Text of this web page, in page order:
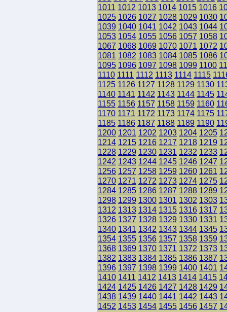
1011 1012 1013 1014 1015 1016
1025 1026 1027 1028 1029 1030
1039 1040 1041 1042 1043 1044
1053 1054 1055 1056 1057 1058
1067 1068 1069 1070 1071 1072
1081 1082 1083 1084 1085 1086
1095 1096 1097 1098 1099 1100
1110 1111 1112 1113 1114 1115
1125 1126 1127 1128 1129 1130
1140 1141 1142 1143 1144 1145
1155 1156 1157 1158 1159 1160
1170 1171 1172 1173 1174 1175
1185 1186 1187 1188 1189 1190
1200 1201 1202 1203 1204 1205
1214 1215 1216 1217 1218 1219
1228 1229 1230 1231 1232 1233
1242 1243 1244 1245 1246 1247
1256 1257 1258 1259 1260 1261
1270 1271 1272 1273 1274 1275
1284 1285 1286 1287 1288 1289
1298 1299 1300 1301 1302 1303
1312 1313 1314 1315 1316 1317
1326 1327 1328 1329 1330 1331
1340 1341 1342 1343 1344 1345
1354 1355 1356 1357 1358 1359
1368 1369 1370 1371 1372 1373
1382 1383 1384 1385 1386 1387
1396 1397 1398 1399 1400 1401
1410 1411 1412 1413 1414 1415
1424 1425 1426 1427 1428 1429
1438 1439 1440 1441 1442 1443
1452 1453 1454 1455 1456 1457